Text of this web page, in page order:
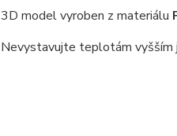
3D model vyroben z materiálu
Nevystavujte teplotám vyšším